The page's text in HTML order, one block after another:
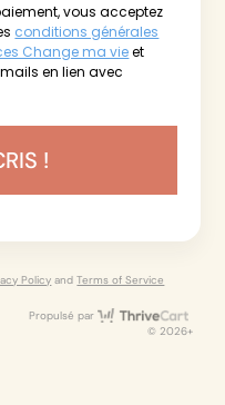
vous acceptez
conditions générales
Change ma vieet
en lien avec
!
Policy andTerms of Service
Propulsé par
© 2026+